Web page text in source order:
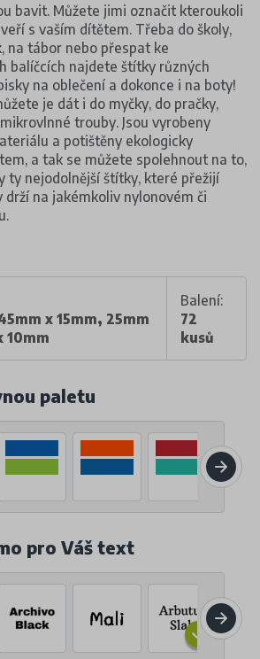
bavit. Můžete jimi označit kteroukoli
s vaším dítětem. Třeba do školy,
na tábor nebo přespat ke
balíčcích najdete štítky různých
na oblečení a dokonce i na boty!
je dát i do myčky, do pračky,
trouby. Jsou vyrobeny
a potištěny ekologicky
a tak se můžete spolehnout na to,
ty nejodolnější štítky, které přežijí
drží na jakémkoliv nylonovém či
x 15mm, 25mm
10mm
Balení:
72
kusů
paletu
pro Váš text